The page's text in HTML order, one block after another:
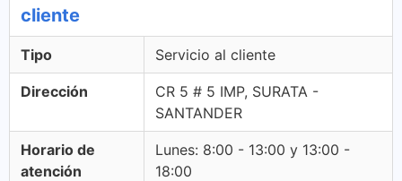
cliente
Tipo Servicio al cliente
Dirección
CR 5 # 5 IMP, SURATA -
SANTANDER
Horario de
atención
Lunes: 8:00 - 13:00 y 13:00 -
18:00